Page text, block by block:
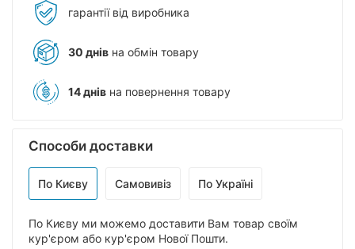
гарантії від виробника
30 днів на обмін товару
14 днів на повернення товару
Способи доставки
По Києву Самовивіз По Україні
По Києву ми можемо доставити Вам товар своїм
кур'єром або кур'єром Нової Пошти.